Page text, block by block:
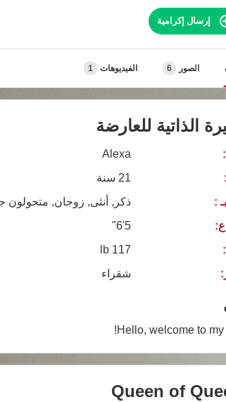
إرسال إكرامية
الصور 6 الفيديوهات 1
الذاتية للعارضة
Alexa
21 سنة
:
ذكر, أنثى, زوجان, متحولون
5'6"
117 lb
شقراء
Hello, welcome to my
Queen of